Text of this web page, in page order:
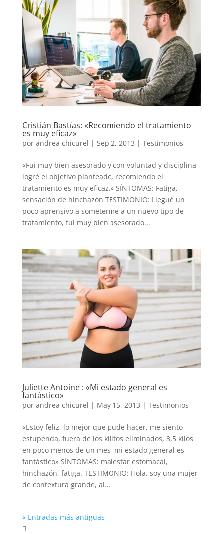
Cristián Bastías: «Recomiendo el tratamiento
es muy eficaz»
por andrea chicurel | Sep 2, 2013 | Testimonios
«Fui muy bien asesorado y con voluntad y disciplina
logré el objetivo planteado, recomiendo el
tratamiento es muy eficaz.» SÍNTOMAS: Fatiga,
sensación de hinchazón TESTIMONIO: Llegué un
poco aprensivo a someterme a un nuevo tipo de
tratamiento, fui muy bien asesorado...
Juliette Antoine : «Mi estado general es
fantástico»
por andrea chicurel | May 15, 2013 | Testimonios
«Estoy feliz, lo mejor que pude hacer, me siento
estupenda, fuera de los kilitos eliminados, 3,5 kilos
en poco menos de un mes, mi estado general es
fantástico» SÍNTOMAS: malestar estomacal,
hinchazón, fatiga. TESTIMONIO: Hola, soy una mujer
de contextura grande, al...
« Entradas más antiguas
